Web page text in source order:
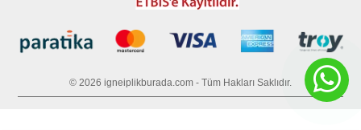
© 2026 igneiplikburada.com - Tüm Hakları Saklıdır.